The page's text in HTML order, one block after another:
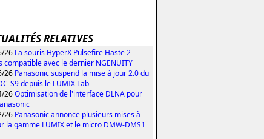
RELATIVES
26 La souris HyperX Pulsefire Haste 2
compatible avec le dernier NGENUITY
26 Panasonic suspend la mise à jour 2.0 du
S9 depuis le LUMIX Lab
26Optimisation de l'interface DLNA pour
26 Panasonic annonce plusieurs mises à
la gamme LUMIX et le micro DMW-DMS1